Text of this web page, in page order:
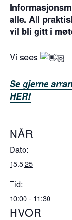
alle. All
vil bli gitt i
Vi sees
Se gjerne
HER!
NÅR
Dato:
15.5.25
Tid:
10:00 - 11:30
HVOR